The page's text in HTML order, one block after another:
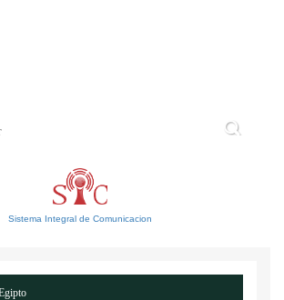
Sistema Integral de Comunicacion